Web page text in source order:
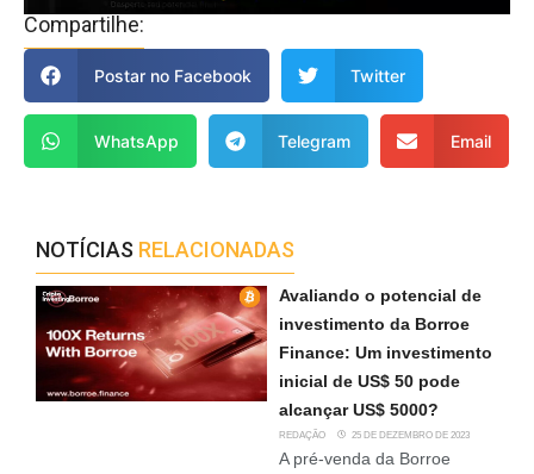
Compartilhe:
Postar no Facebook Twitter
WhatsApp Telegram Email
NOTÍCIAS RELACIONADAS
Avaliando o potencial de
investimento da Borroe
Finance: Um investimento
inicial de US$ 50 pode
alcançar US$ 5000?
REDAÇÃO 25 DE DEZEMBRO DE 2023
A pré-venda da Borroe